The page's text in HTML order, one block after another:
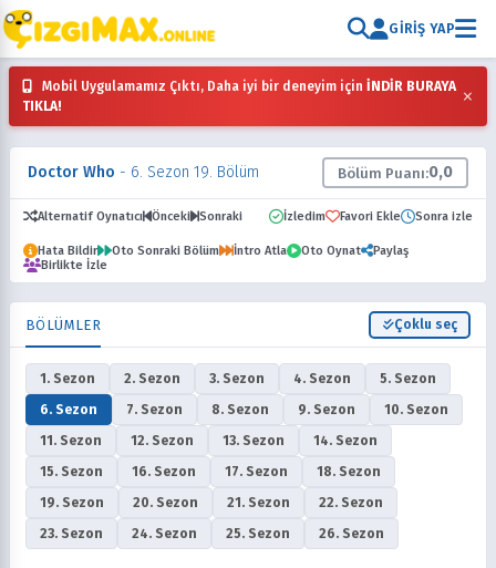
GIRIŞ YAP
Mobil Uygulamamız Çıktı, Daha iyi bir deneyim için İNDİR BURAYA
TIKLA!
×
Doctor Who - 6. Sezon 19. Bölüm Bölüm Puanı:0,0
Alternatif Oynatıcı Önceki Sonraki İzledim Favori Ekle Sonra izle
Hata Bildir Oto Sonraki Bölüm İntro Atla Oto Oynat
Paylaş
Birlikte İzle
BÖLÜMLER Çoklu seç
1. Sezon 2. Sezon 3. Sezon 4. Sezon
5. Sezon
6. Sezon
7. Sezon 8. Sezon 9. Sezon
10. Sezon
11. Sezon
12. Sezon 13. Sezon
14. Sezon
15. Sezon
16. Sezon 17. Sezon
18. Sezon
19. Sezon
20. Sezon 21. Sezon
22. Sezon
23. Sezon
24. Sezon 25. Sezon 26. Sezon